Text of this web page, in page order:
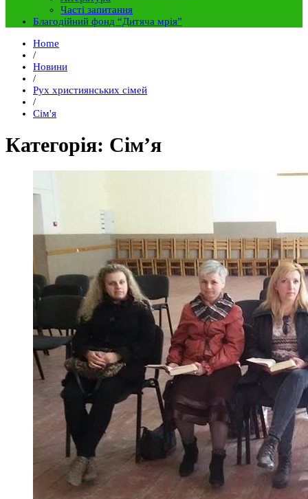
Часті запитання
Благодійний фонд “Дитяча мрія”
Home
/
Новини
/
Рух християнських сімей
/
Сім'я
Категорія: Сім’я